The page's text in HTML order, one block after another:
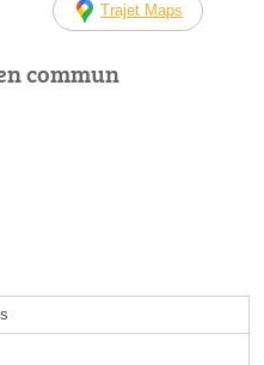
Trajet Maps
commun